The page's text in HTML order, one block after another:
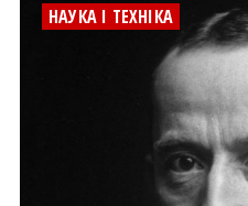
НАУКА І ТЕХНІКА